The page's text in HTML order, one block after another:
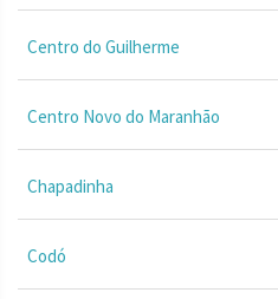
Centro do Guilherme
Centro Novo do Maranhão
Chapadinha
Codó